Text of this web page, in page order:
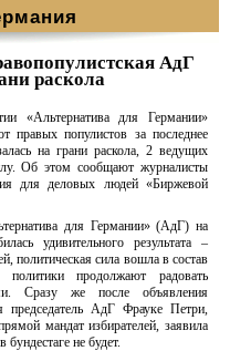
АдГ
раскола
«Альтернатива для Германии»
правых популистов за последнее
на грани раскола, 2 ведущих
Об этом сообщают журналисты
для деловых людей «Биржевой
для Германии» (АдГ) на
удивительного результата –
политическая сила вошла в состав
продолжают радовать
Сразу же после объявления
председатель АдГ Фрауке Петри,
мандат избирателей, заявила
не будет.